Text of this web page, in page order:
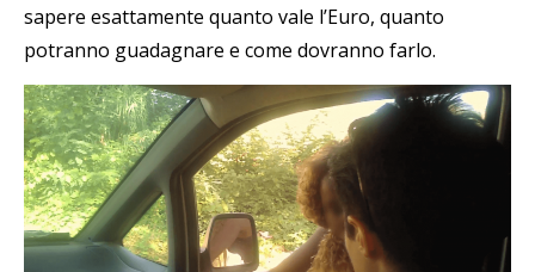
sapere esattamente quanto vale l’Euro, quanto
potranno guadagnare e come dovranno farlo.